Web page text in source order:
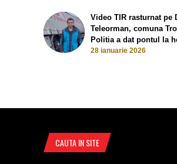
Video TIR rasturnat pe
Teleorman, comuna
Politia a dat pontul la
28 ianuarie 2026
CAUTA IN SITE